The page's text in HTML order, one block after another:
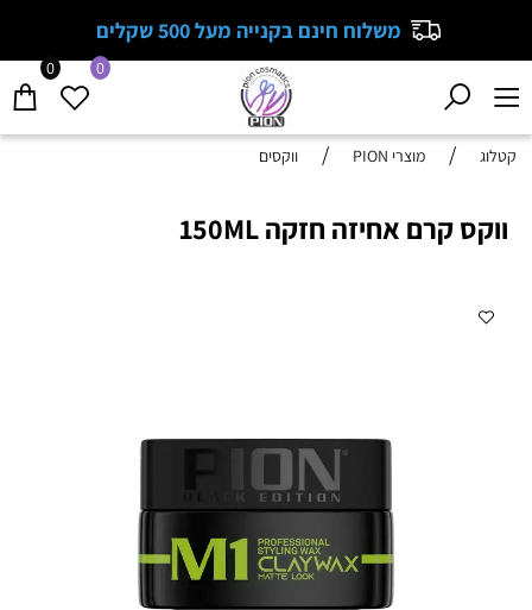
משלוח חינם בקנייה מעל 500 שקלים
0 0
קטלוג / מוצרי PION / ווקסים
ווקס קרם אחיזה חזקה 150ML